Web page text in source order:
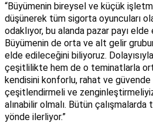
“Büyümenin bireysel ve küçük
düşünerek tüm sigorta oyuncuları
odaklıyor, bu alanda pazar payı elde
Büyümenin de orta ve alt gelir
elde edileceğini biliyoruz.
çeşitlilikte hem de o teminatlarla
kendisini konforlu, rahat ve
çeşitlendirmeli ve
alınabilir olmalı. Bütün
yönde ilerliyor.”